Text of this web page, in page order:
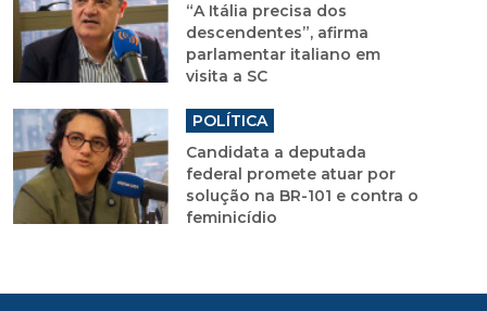
“A Itália precisa dos
descendentes”, afirma
parlamentar italiano em
visita a SC
POLÍTICA
Candidata a deputada
federal promete atuar por
solução na BR-101 e contra o
feminicídio